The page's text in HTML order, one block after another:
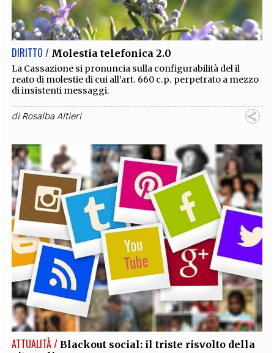
DIRITTO / Molestia telefonica 2.0
La Cassazione si pronuncia sulla configurabilità del il
reato di molestie di cui all’art. 660 c.p. perpetrato a mezzo
di insistenti messaggi.
diRosalba Altieri
ATTUALITÀ / Blackout social: il triste risvolto della